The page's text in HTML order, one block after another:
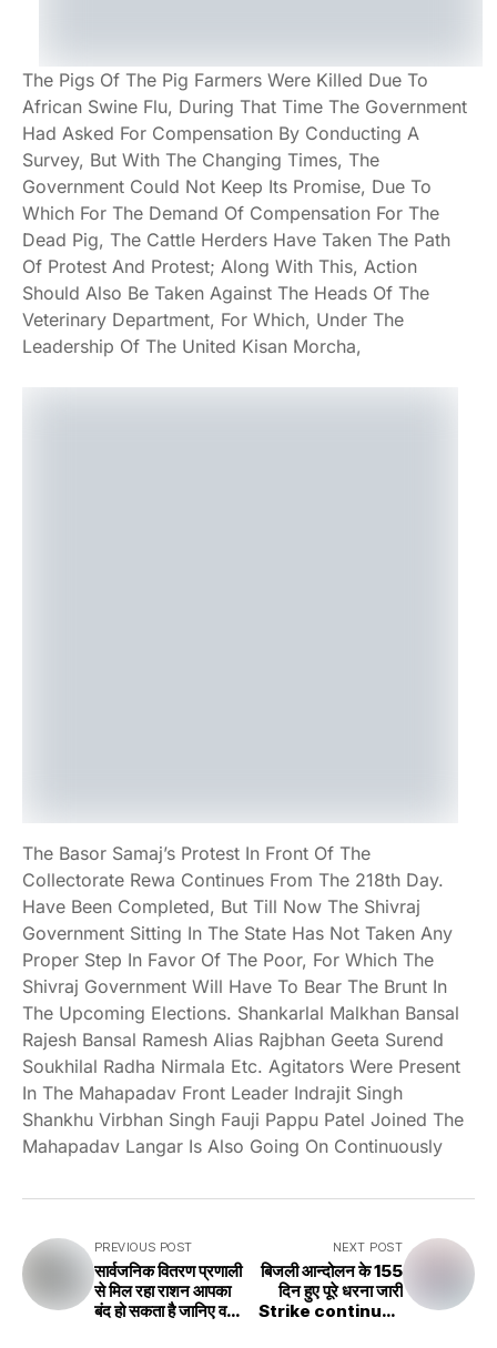
The Pigs Of The Pig Farmers Were Killed Due To
African Swine Flu, During That Time The Government
Had Asked For Compensation By Conducting A
Survey, But With The Changing Times, The
Government Could Not Keep Its Promise, Due To
Which For The Demand Of Compensation For The
Dead Pig, The Cattle Herders Have Taken The Path
Of Protest And Protest; Along With This, Action
Should Also Be Taken Against The Heads Of The
Veterinary Department, For Which, Under The
Leadership Of The United Kisan Morcha,
The Basor Samaj’s Protest In Front Of The
Collectorate Rewa Continues From The 218th Day.
Have Been Completed, But Till Now The Shivraj
Government Sitting In The State Has Not Taken Any
Proper Step In Favor Of The Poor, For Which The
Shivraj Government Will Have To Bear The Brunt In
The Upcoming Elections. Shankarlal Malkhan Bansal
Rajesh Bansal Ramesh Alias Rajbhan Geeta Surend
Soukhilal Radha Nirmala Etc. Agitators Were Present
In The Mahapadav Front Leader Indrajit Singh
Shankhu Virbhan Singh Fauji Pappu Patel Joined The
Mahapadav Langar Is Also Going On Continuously
PREVIOUS POST
सार्वजनिक वितरण प्रणाली
से मिल रहा राशन आपका
बंद हो सकता है जानिए वजह
NEXT POST
बिजली आन्दोलन के 155
दिन हुए पूरे धरना जारी
Strike continues